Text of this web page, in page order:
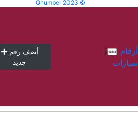
Qnumber 2023 ©
أضف رقم
جديد
سيارات